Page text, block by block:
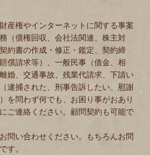
産権やインターネットに関する事案
（債権回収、会社法関連、株主対
約書の作成・修正・鑑定、契約締
償請求等）、一般民事（借金、相
婚、交通事故、残業代請求、下請い
逮捕された、刑事告訴したい、慰謝
を問わず何でも、お困り事がおあり
ご連絡ください。顧問契約も可能で
問い合わせください。もちろんお問
す。